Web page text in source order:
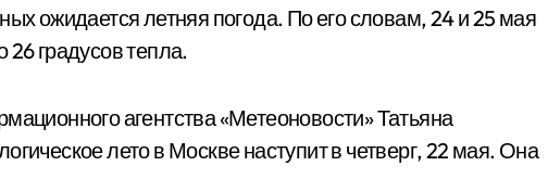
ожидается летняя погода. По его словам, 24 и 25 мая
градусов тепла.
агентства «Метеоновости» Татьяна
лето в Москве наступит в четверг, 22 мая. Она